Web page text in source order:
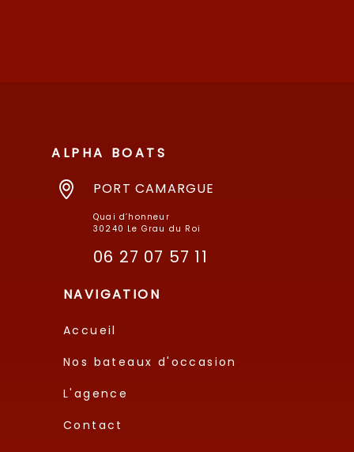
ALPHA BOATS
PORT CAMARGUE
Quai d’honneur
30240 Le Grau du Roi
06 27 07 57 11
NAVIGATION
Accueil
Nos bateaux d'occasion
L'agence
Contact